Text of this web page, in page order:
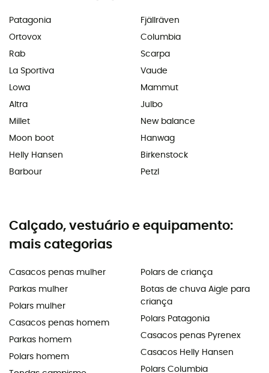
Patagonia
Ortovox
Rab
La Sportiva
Lowa
Altra
Millet
Moon boot
Helly Hansen
Barbour
Fjällräven
Columbia
Scarpa
Vaude
Mammut
Julbo
New balance
Hanwag
Birkenstock
Petzl
Calçado, vestuário e equipamento:
mais categorias
Casacos penas mulher
Parkas mulher
Polars mulher
Casacos penas homem
Parkas homem
Polars homem
Polars de criança
Botas de chuva Aigle para
criança
Polars Patagonia
Casacos penas Pyrenex
Casacos Helly Hansen
Polars Columbia